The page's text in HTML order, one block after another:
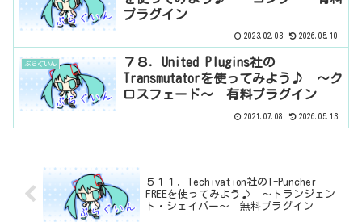
プラグイン
2023.02.03 2026.05.10
ぷらぐいん
７８．United Plugins社の
Transmutatorを使ってみよう♪ ～ク
ロスフェード～ 有料プラグイン
2021.07.08 2026.05.13
５１１．Techivation社のT-Puncher
FREEを使ってみよう♪ ～トランジェン
ト・シェイパー～ 無料プラグイン